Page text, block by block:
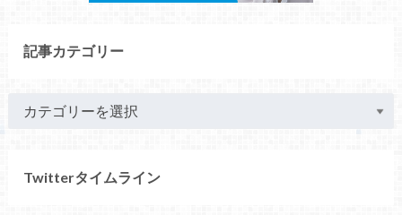
記事カテゴリー
Twitterタイムライン